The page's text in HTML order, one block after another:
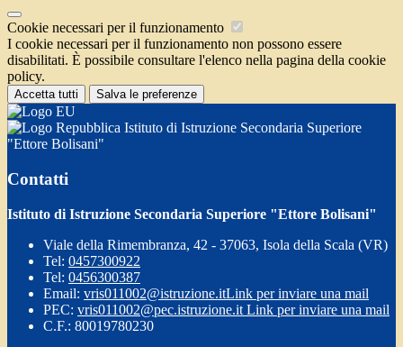
Cookie necessari per il funzionamento
I cookie necessari per il funzionamento non possono essere
disabilitati. È possibile consultare l'elenco nella pagina della cookie
policy.
Accetta tutti Salva le preferenze
Istituto di Istruzione Secondaria Superiore
"Ettore Bolisani"
Contatti
Istituto di Istruzione Secondaria Superiore "Ettore Bolisani"
Viale della Rimembranza, 42 - 37063, Isola della Scala (VR)
Tel: 0457300922
Tel: 0456300387
Email: vris011002@istruzione.itLink per inviare una mail
PEC: vris011002@pec.istruzione.it Link per inviare una mail
C.F.: 80019780230